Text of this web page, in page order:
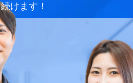
続けます！